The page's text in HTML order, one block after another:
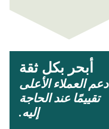
أبحر بكل ثقة
دعم العملاء الأعلى
تقييمًا عند الحاجة
إليه.